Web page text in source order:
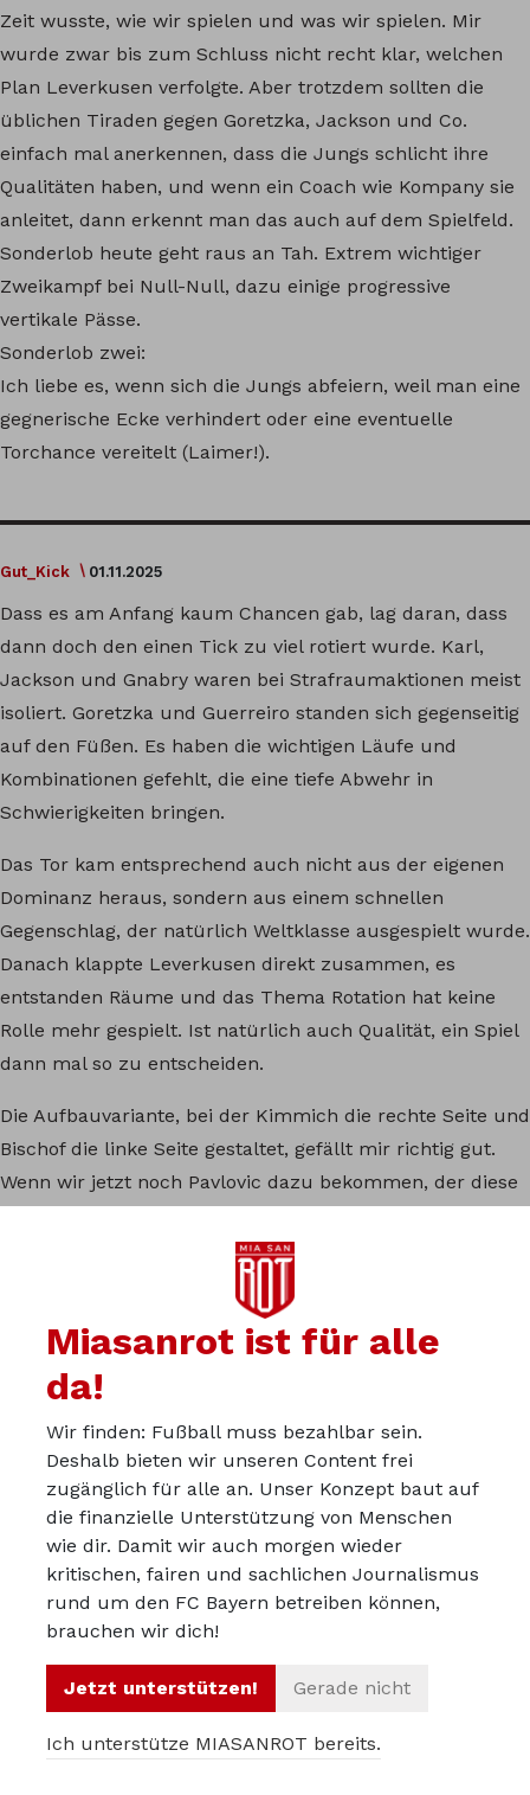
Zeit wusste, wie wir spielen und was wir spielen. Mir
wurde zwar bis zum Schluss nicht recht klar, welchen
Plan Leverkusen verfolgte. Aber trotzdem sollten die
üblichen Tiraden gegen Goretzka, Jackson und Co.
einfach mal anerkennen, dass die Jungs schlicht ihre
Qualitäten haben, und wenn ein Coach wie Kompany sie
anleitet, dann erkennt man das auch auf dem Spielfeld.
Sonderlob heute geht raus an Tah. Extrem wichtiger
Zweikampf bei Null-Null, dazu einige progressive
vertikale Pässe.
Sonderlob zwei:
Ich liebe es, wenn sich die Jungs abfeiern, weil man eine
gegnerische Ecke verhindert oder eine eventuelle
Torchance vereitelt (Laimer!).
Gut_Kick 01.11.2025
Dass es am Anfang kaum Chancen gab, lag daran, dass
dann doch den einen Tick zu viel rotiert wurde. Karl,
Jackson und Gnabry waren bei Strafraumaktionen meist
isoliert. Goretzka und Guerreiro standen sich gegenseitig
auf den Füßen. Es haben die wichtigen Läufe und
Kombinationen gefehlt, die eine tiefe Abwehr in
Schwierigkeiten bringen.
Das Tor kam entsprechend auch nicht aus der eigenen
Dominanz heraus, sondern aus einem schnellen
Gegenschlag, der natürlich Weltklasse ausgespielt wurde.
Danach klappte Leverkusen direkt zusammen, es
entstanden Räume und das Thema Rotation hat keine
Rolle mehr gespielt. Ist natürlich auch Qualität, ein Spiel
dann mal so zu entscheiden.
Die Aufbauvariante, bei der Kimmich die rechte Seite und
Bischof die linke Seite gestaltet, gefällt mir richtig gut.
Wenn wir jetzt noch Pavlovic dazu bekommen, der diese
Plötzlich Linksverteidiger! Tom Bischof nach
#FCBB04gut gelaunt zu seiner neuen Rolle: „Der
Trainer will mir dadurch Spielzeit geben. Ich
nehme es gut an und freue mich darüber, weil
die Position bei uns offensiver interpretiert wird.
Ich denke, dass ich auch wieder auf der Sechs
spielen werde. Das ist, denke ich, auch noch der
Plan vom Trainer. Aber ich bin als
Linksverteidiger zufrieden. Ich kann auch mal
Miasanrot ist für alle
da!
Wir finden: Fußball muss bezahlbar sein.
Deshalb bieten wir unseren Content frei
zugänglich für alle an. Unser Konzept baut auf
die finanzielle Unterstützung von Menschen
wie dir. Damit wir auch morgen wieder
kritischen, fairen und sachlichen Journalismus
rund um den FC Bayern betreiben können,
brauchen wir dich!
Jetzt unterstützen! Gerade nicht
Ich unterstütze MIASANROT bereits.